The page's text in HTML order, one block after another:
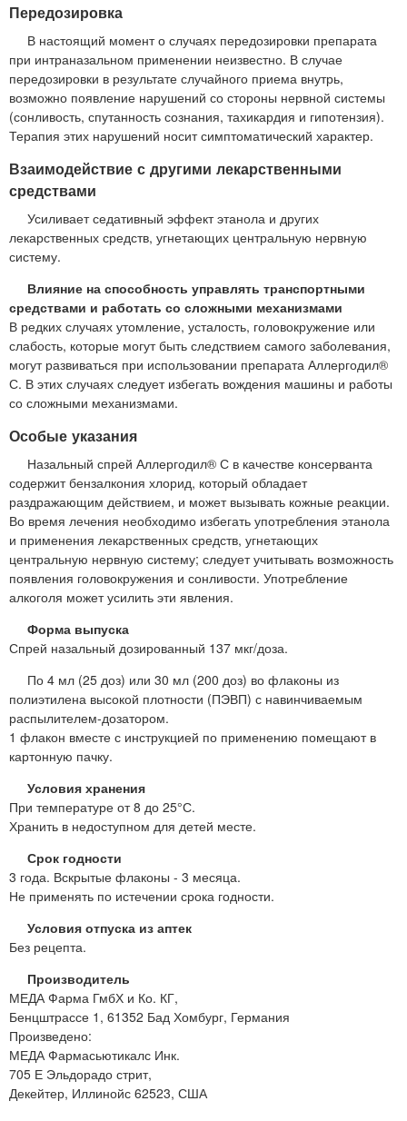
Передозировка
В настоящий момент о случаях передозировки препарата
при интраназальном применении неизвестно. В случае
передозировки в результате случайного приема внутрь,
возможно появление нарушений со стороны нервной системы
(сонливость, спутанность сознания, тахикардия и гипотензия).
Терапия этих нарушений носит симптоматический характер.
Взаимодействие с другими лекарственными
средствами
Усиливает седативный эффект этанола и других
лекарственных средств, угнетающих центральную нервную
систему.
Влияние на способность управлять транспортными
средствами и работать со сложными механизмами
В редких случаях утомление, усталость, головокружение или
слабость, которые могут быть следствием самого заболевания,
могут развиваться при использовании препарата Аллергодил®
С. В этих случаях следует избегать вождения машины и работы
со сложными механизмами.
Особые указания
Назальный спрей Аллергодил® С в качестве консерванта
содержит бензалкония хлорид, который обладает
раздражающим действием, и может вызывать кожные реакции.
Во время лечения необходимо избегать употребления этанола
и применения лекарственных средств, угнетающих
центральную нервную систему; следует учитывать возможность
появления головокружения и сонливости. Употребление
алкоголя может усилить эти явления.
Форма выпуска
Спрей назальный дозированный 137 мкг/доза.
По 4 мл (25 доз) или 30 мл (200 доз) во флаконы из
полиэтилена высокой плотности (ПЭВП) с навинчиваемым
распылителем-дозатором.
1 флакон вместе с инструкцией по применению помещают в
картонную пачку.
Условия хранения
При температуре от 8 до 25°С.
Хранить в недоступном для детей месте.
Срок годности
3 года. Вскрытые флаконы - 3 месяца.
Не применять по истечении срока годности.
Условия отпуска из аптек
Без рецепта.
Производитель
МЕДА Фарма ГмбХ и Ко. КГ,
Бенцштрассе 1, 61352 Бад Хомбург, Германия
Произведено:
МЕДА Фармасьютикалс Инк.
705 Е Эльдорадо стрит,
Декейтер, Иллинойс 62523, США